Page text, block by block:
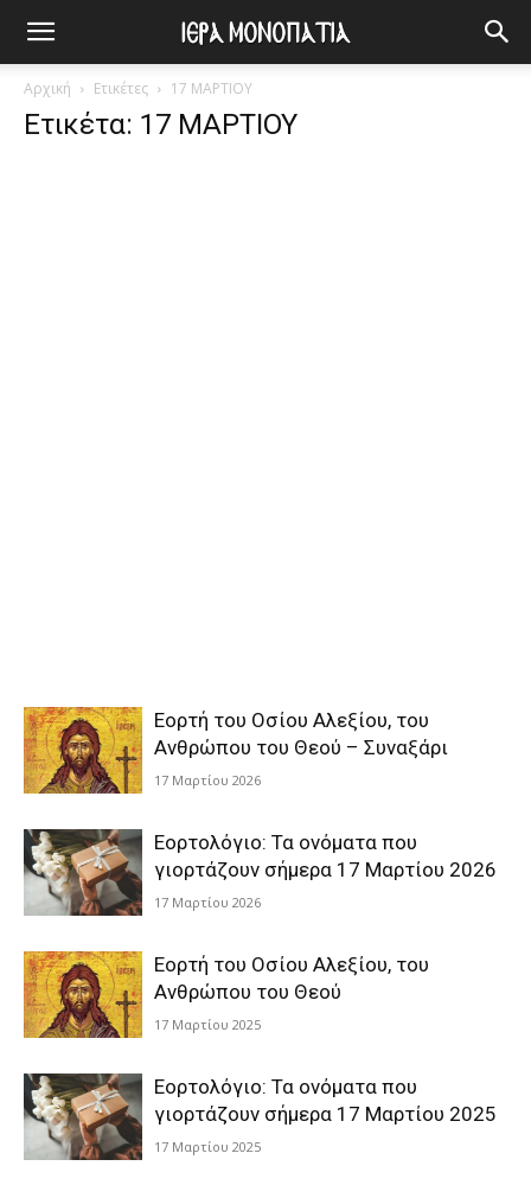
Αρχική Ετικέτες 17 ΜΑΡΤΙΟΥ
Ετικέτα: 17 ΜΑΡΤΙΟΥ
Εορτή του Οσίου Αλεξίου, του
Ανθρώπου του Θεού – Συναξάρι
17 Μαρτίου 2026
Εορτολόγιο: Τα ονόματα που
γιορτάζουν σήμερα 17 Μαρτίου 2026
17 Μαρτίου 2026
Εορτή του Οσίου Αλεξίου, του
Ανθρώπου του Θεού
17 Μαρτίου 2025
Εορτολόγιο: Τα ονόματα που
γιορτάζουν σήμερα 17 Μαρτίου 2025
17 Μαρτίου 2025